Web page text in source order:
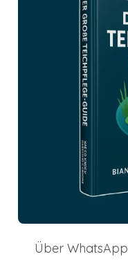
Über